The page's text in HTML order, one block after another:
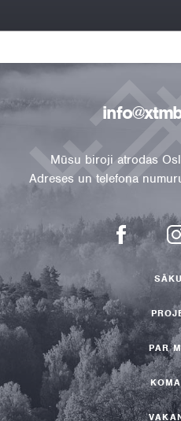
Mūsu biroji atrodas
Adreses un telefona
PAR